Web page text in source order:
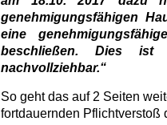
genehmigungsfähigen
eine
beschließen. Dies
nachvollziehbar.“
So geht das auf 2 Seiten
fortdauernden Pflichtverstoß